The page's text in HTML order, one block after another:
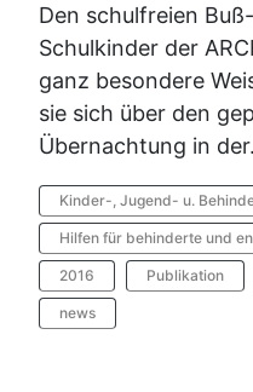
Den schulfreien
Schulkinder der
ganz besondere
sie sich über den
Übernachtung in
Kinder-, Jugend- u.
Hilfen für behinderte und
2016 Publikation
news